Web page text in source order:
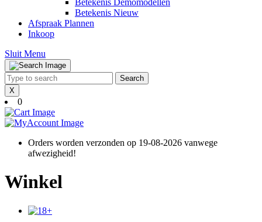
Betekenis Demomodellen
Betekenis Nieuw
Afspraak Plannen
Inkoop
Sluit Menu
Menu
Search
for:
X
0
Cart
Image MyAccount
Orders worden verzonden op 19-08-2026 vanwege
afwezigheid!
Winkel